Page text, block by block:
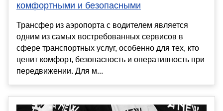
комфортными и безопасными
Трансфер из аэропорта с водителем является
одним из самых востребованных сервисов в
сфере транспортных услуг, особенно для тех, кто
ценит комфорт, безопасность и оперативность при
передвижении. Для м...